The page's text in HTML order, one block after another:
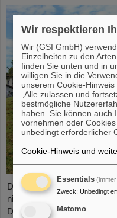
Die Forschung zu
nichtionisierender
Deutschen Gesellschaft für
Wir respektieren
Wir (GSI GmbH)
Einzelheiten zu den
finden Sie unten und in
willigen Sie in die
unserem Cookie-
„Alle zulassen und
bestmögliche
haben. Sie können auch
vornehmen oder
unbedingt erforderlicher
Cookie-Hinweis und
Essentials
Zweck: Unbedingt
Matomo